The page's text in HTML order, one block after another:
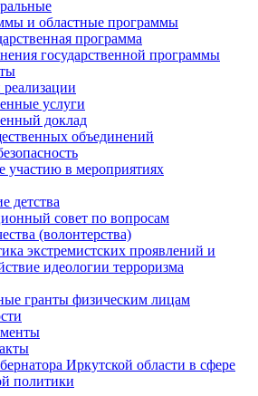
и областные программы
программа
государственной программы
услуги
доклад
объединений
участию в мероприятиях
детства
совет по вопросам
(волонтерства)
экстремистских проявлений и
идеологии терроризма
гранты физическим лицам
Иркутской области в сфере
политики